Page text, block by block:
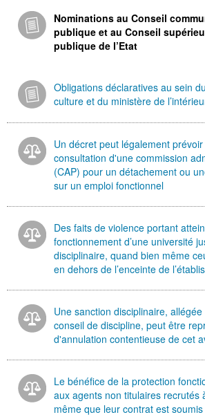
Nominations au Conseil
publique et au Conseil
publique de l’Etat
Obligations déclaratives au sein
culture et du ministère de
Un décret peut légalement
consultation d'une commission
(CAP) pour un détachement ou
sur un emploi fonctionnel
Des faits de violence portant
fonctionnement d’une université
disciplinaire, quand bien même
en dehors de l’enceinte de
Une sanction disciplinaire,
conseil de discipline, peut être
d'annulation contentieuse de cet
Le bénéfice de la protection
aux agents non titulaires recrutés
même que leur contrat est